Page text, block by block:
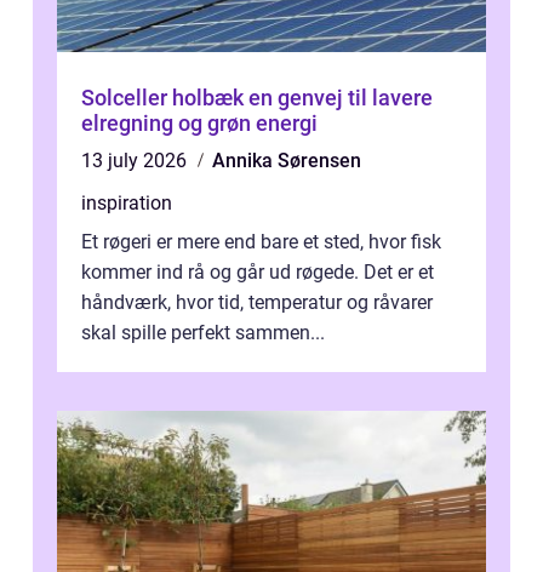
Solceller holbæk en genvej til lavere
elregning og grøn energi
13 july 2026
Annika Sørensen
inspiration
Et røgeri er mere end bare et sted, hvor fisk
kommer ind rå og går ud røgede. Det er et
håndværk, hvor tid, temperatur og råvarer
skal spille perfekt sammen...